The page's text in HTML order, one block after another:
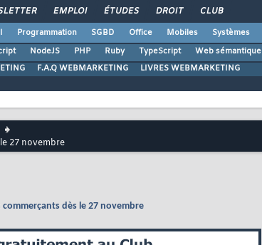
EMPLOI ÉTUDES DROIT CLUB
Programmation SGBD Office Mobiles
Systèmes
NodeJS PHP Ruby TypeScript Web sémantique
F.A.Q WEBMARKETING LIVRES WEBMARKETING
27 novembre
dès le 27 novembre